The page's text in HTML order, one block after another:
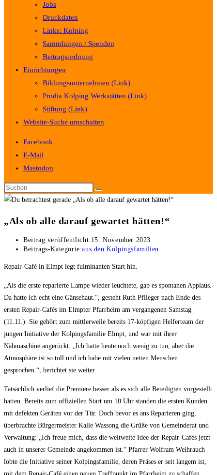
Jobs
Druckdaten
Links: Kolping
Sammlungen / Spenden
Beitragsordnung
Einrichtungen
Bildungsunternehmen (Link)
Prodia Kolping Werkstätten (Link)
Stiftung (Link)
Website-Suche umschalten
Facebook
E-Mail
Mastodon
„Als ob alle darauf gewartet hätten!“
Beitrag veröffentlicht: 15. November 2023
Beitrags-Kategorie:aus den Kolpingsfamilien
Repair-Café in Elmpt legt fulminanten Start hin.
„Als die erste reparierte Lampe wieder leuchtete, gab es spontanen Applaus.
Da hatte ich echt eine Gänsehaut.“, gesteht Ruth Pflieger nach Ende des
ersten Repair-Cafés im Elmpter Pfarrheim am vergangenen Samstag
(11.11.). Sie gehört zum mittlerweile bereits 17-köpfigen Helferteam der
jungen Initiative der Kolpingsfamilie Elmpt, und war mit ihrer
Nähmaschine angerückt. „Ich hatte heute noch wenig zu tun, aber die
Atmosphäre ist so toll und ich habe mit vielen netten Menschen
gesprochen.“, berichtet sie weiter.
Tatsächlich verlief die Premiere besser als es sich alle Beteiligten vorgestellt
hatten. Bereits zum offiziellen Start um 10 Uhr standen die ersten Kunden
mit defekten Geräten vor der Tür. Doch bevor es ans Reparieren ging,
überbrachte Bürgermeister Kalle Wassong die Grüße von Gemeinderat und
Verwaltung: „Ich freue mich, dass die weltweite Idee der Repair-Cafés jetzt
auch in unserer Gemeinde angekommen ist.“ Pfarrer Wolfram Weihrauch
lobte die Initiative seiner Kolpingsfamilie, deren Präses er seit langem ist,